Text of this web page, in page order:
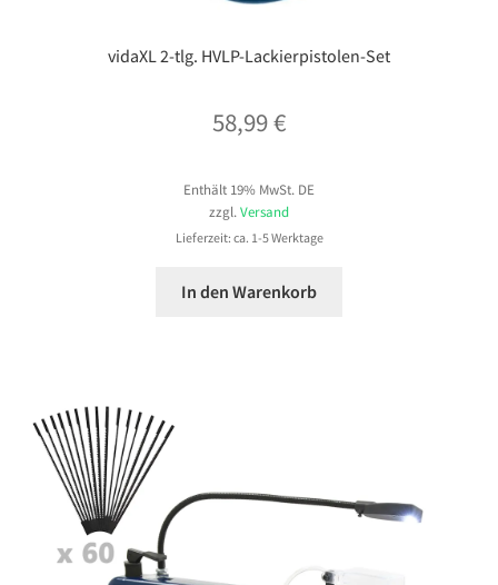
vidaXL 2-tlg. HVLP-Lackierpistolen-Set
58,99€
Enthält 19% MwSt. DE
zzgl.Versand
Lieferzeit: ca. 1-5 Werktage
In den Warenkorb